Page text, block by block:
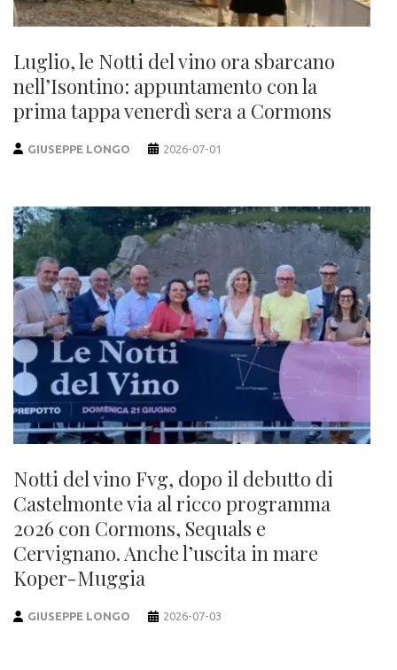
Luglio, le Notti del vino ora sbarcano
nell’Isontino: appuntamento con la
prima tappa venerdì sera a Cormons
GIUSEPPE LONGO 2026-07-01
Notti del vino Fvg, dopo il debutto di
Castelmonte via al ricco programma
2026 con Cormons, Sequals e
Cervignano. Anche l’uscita in mare
Koper-Muggia
GIUSEPPE LONGO 2026-07-03